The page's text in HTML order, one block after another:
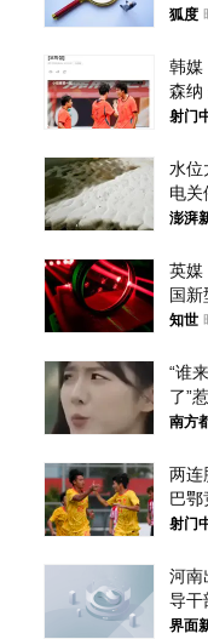
狐度
韩媒
森纳
警钟
射门
水位
电关
澎湃
英媒
国新
知世
“谁
了”
南方
两连
巴鄂
门
射门
河南
导干
员应
界面